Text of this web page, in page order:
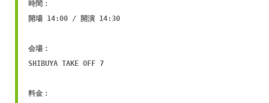
時間：
開場 14:00 / 開演 14:30
会場：
SHIBUYA TAKE OFF 7
料金：